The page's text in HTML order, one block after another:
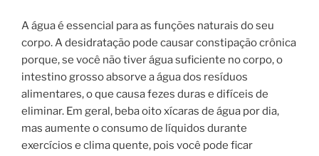
A água é essencial para as funções naturais do seu
corpo. A desidratação pode causar constipação crônica
porque, se você não tiver água suficiente no corpo, o
intestino grosso absorve a água dos resíduos
alimentares, o que causa fezes duras e difíceis de
eliminar. Em geral, beba oito xícaras de água por dia,
mas aumente o consumo de líquidos durante
exercícios e clima quente, pois você pode ficar